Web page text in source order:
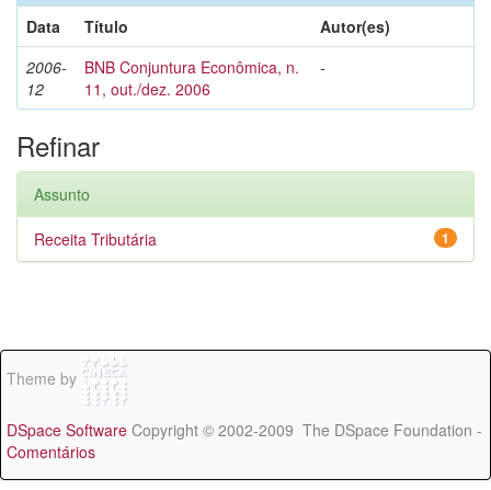
Data
Título
Autor(es)
2006-
12
BNB Conjuntura Econômica, n.
11, out./dez. 2006
-
Refinar
Assunto
1
Receita Tributária
Theme by
DSpace Software Copyright © 2002-2009 The DSpace Foundation -
Comentários